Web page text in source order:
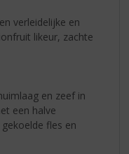
verleidelijke en
likeur, zachte
en zeef in
een halve
fles en